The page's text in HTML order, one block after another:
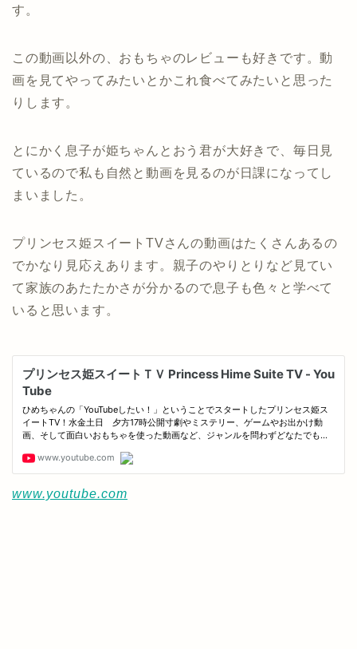
す。
この動画以外の、おもちゃのレビューも好きです。動
画を見てやってみたいとかこれ食べてみたいと思った
りします。
とにかく息子が姫ちゃんとおう君が大好きで、毎日見
ているので私も自然と動画を見るのが日課になってし
まいました。
プリンセス姫スイートTVさんの動画はたくさんあるの
でかなり見応えあります。親子のやりとりなど見てい
て家族のあたたかさが分かるので息子も色々と学べて
いると思います。
www.youtube.com